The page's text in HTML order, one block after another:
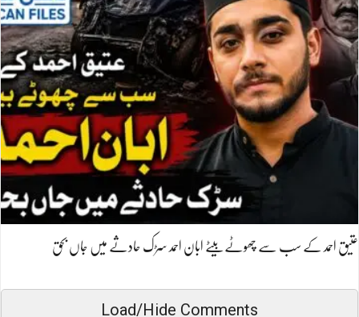
عتیق احمد کے سب سے چھوٹے بیٹے ابان احمد سڑک حادثے میں جاں بحق
Load/Hide Comments